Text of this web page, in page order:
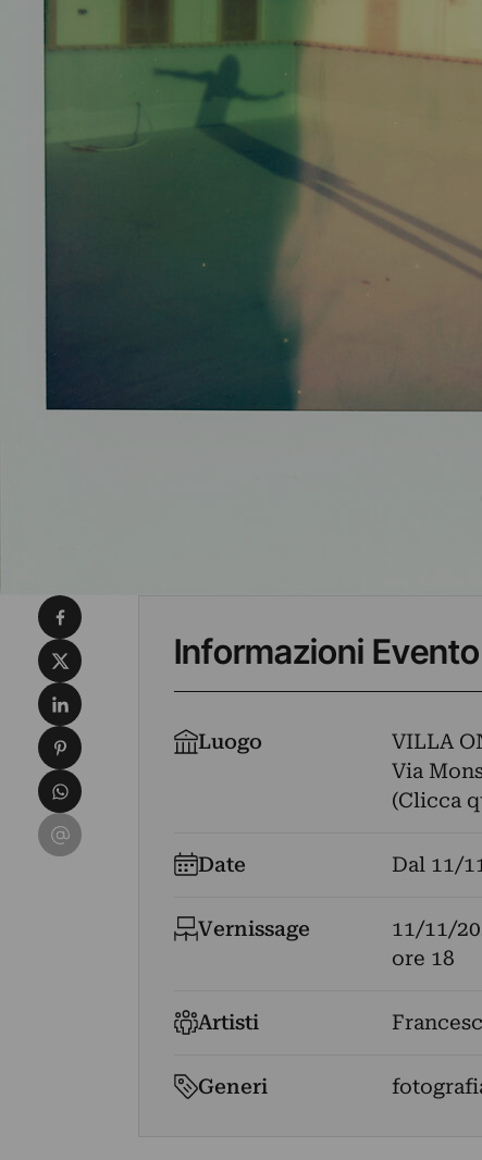
Informazioni Evento
Luogo
VILLA
Via
(Clicca
Date Dal 11/
Vernissage
11/11/
ore 18
Artisti
Generi
Condividi su Facebook
Condividi su X
Condividi su LinkedIn
Condividi su Pinterest
Condividi su WhatsApp
Condividi su Email